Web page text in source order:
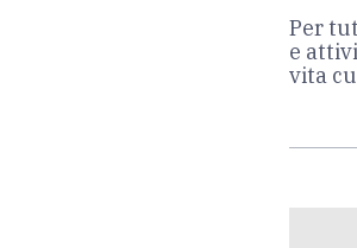
Per
e
vita